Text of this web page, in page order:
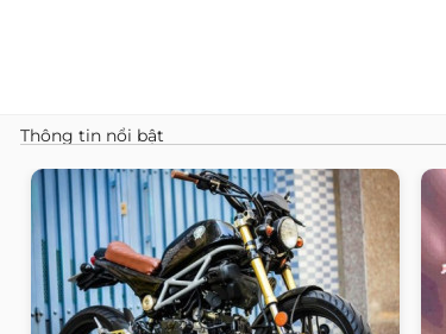
Thông tin nổi bật